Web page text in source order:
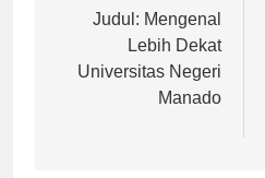
posJudul: Mengenal
Lebih Dekat
Universitas Negeri
Manado